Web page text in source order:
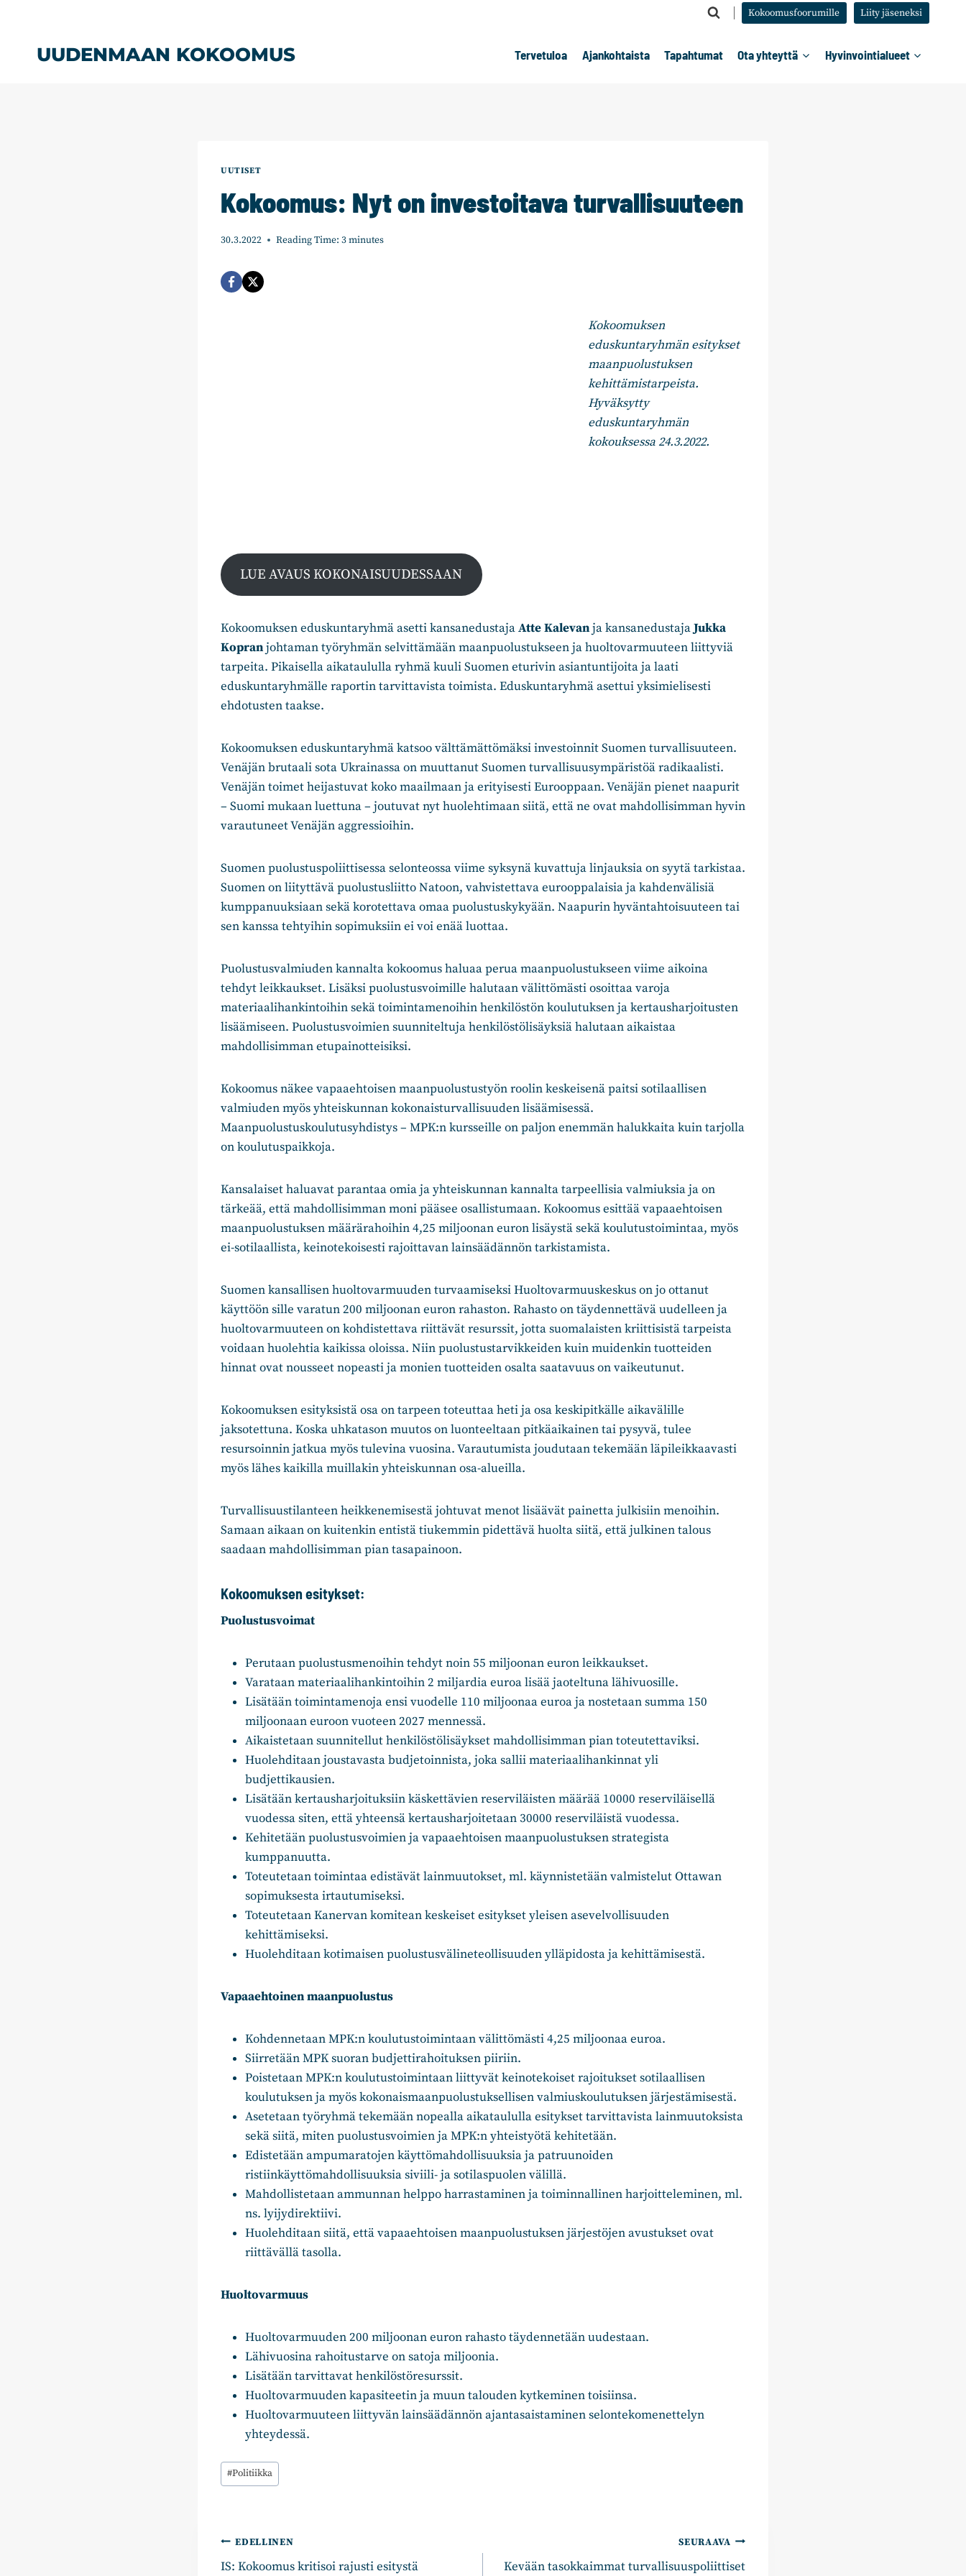
Kokoomusfoorumille Liity jäseneksi
UUDENMAAN KOKOOMUS Tervetuloa Ajankohtaista Tapahtumat Ota yhteyttä Hyvinvointialueet
UUTISET
Kokoomus: Nyt on investoitava turvallisuuteen
30.3.2022 Reading Time: 3minutes
Kokoomuksen
eduskuntaryhmän esitykset
maanpuolustuksen
kehittämistarpeista.
Hyväksytty
eduskuntaryhmän
kokouksessa 24.3.2022.
LUE AVAUS KOKONAISUUDESSAAN
Kokoomuksen eduskuntaryhmä asetti kansanedustajaAtte Kalevanja kansanedustajaJukka
Kopranjohtaman työryhmän selvittämään maanpuolustukseen ja huoltovarmuuteen liittyviä
tarpeita. Pikaisella aikataululla ryhmä kuuli Suomen eturivin asiantuntijoita ja laati
eduskuntaryhmälle raportin tarvittavista toimista. Eduskuntaryhmä asettui yksimielisesti
ehdotusten taakse.
Kokoomuksen eduskuntaryhmä katsoo välttämättömäksi investoinnit Suomen turvallisuuteen.
Venäjän brutaali sota Ukrainassa on muuttanut Suomen turvallisuusympäristöä radikaalisti.
Venäjän toimet heijastuvat koko maailmaan ja erityisesti Eurooppaan. Venäjän pienet naapurit
– Suomi mukaan luettuna – joutuvat nyt huolehtimaan siitä, että ne ovat mahdollisimman hyvin
varautuneet Venäjän aggressioihin.
Suomen puolustuspoliittisessa selonteossa viime syksynä kuvattuja linjauksia on syytä tarkistaa.
Suomen on liityttävä puolustusliitto Natoon, vahvistettava eurooppalaisia ja kahdenvälisiä
kumppanuuksiaan sekä korotettava omaa puolustuskykyään. Naapurin hyväntahtoisuuteen tai
sen kanssa tehtyihin sopimuksiin ei voi enää luottaa.
Puolustusvalmiuden kannalta kokoomus haluaa perua maanpuolustukseen viime aikoina
tehdyt leikkaukset. Lisäksi puolustusvoimille halutaan välittömästi osoittaa varoja
materiaalihankintoihin sekä toimintamenoihin henkilöstön koulutuksen ja kertausharjoitusten
lisäämiseen. Puolustusvoimien suunniteltuja henkilöstölisäyksiä halutaan aikaistaa
mahdollisimman etupainotteisiksi.
Kokoomus näkee vapaaehtoisen maanpuolustustyön roolin keskeisenä paitsi sotilaallisen
valmiuden myös yhteiskunnan kokonaisturvallisuuden lisäämisessä.
Maanpuolustuskoulutusyhdistys – MPK:n kursseille on paljon enemmän halukkaita kuin tarjolla
on koulutuspaikkoja.
Kansalaiset haluavat parantaa omia ja yhteiskunnan kannalta tarpeellisia valmiuksia ja on
tärkeää, että mahdollisimman moni pääsee osallistumaan. Kokoomus esittää vapaaehtoisen
maanpuolustuksen määrärahoihin 4,25 miljoonan euron lisäystä sekä koulutustoimintaa, myös
ei-sotilaallista, keinotekoisesti rajoittavan lainsäädännön tarkistamista.
Suomen kansallisen huoltovarmuuden turvaamiseksi Huoltovarmuuskeskus on jo ottanut
käyttöön sille varatun 200 miljoonan euron rahaston. Rahasto on täydennettävä uudelleen ja
huoltovarmuuteen on kohdistettava riittävät resurssit, jotta suomalaisten kriittisistä tarpeista
voidaan huolehtia kaikissa oloissa. Niin puolustustarvikkeiden kuin muidenkin tuotteiden
hinnat ovat nousseet nopeasti ja monien tuotteiden osalta saatavuus on vaikeutunut.
Kokoomuksen esityksistä osa on tarpeen toteuttaa heti ja osa keskipitkälle aikavälille
jaksotettuna. Koska uhkatason muutos on luonteeltaan pitkäaikainen tai pysyvä, tulee
resursoinnin jatkua myös tulevina vuosina. Varautumista joudutaan tekemään läpileikkaavasti
myös lähes kaikilla muillakin yhteiskunnan osa-alueilla.
Turvallisuustilanteen heikkenemisestä johtuvat menot lisäävät painetta julkisiin menoihin.
Samaan aikaan on kuitenkin entistä tiukemmin pidettävä huolta siitä, että julkinen talous
saadaan mahdollisimman pian tasapainoon.
Kokoomuksen esitykset:
Puolustusvoimat
Perutaan puolustusmenoihin tehdyt noin 55 miljoonan euron leikkaukset.
Varataan materiaalihankintoihin 2 miljardia euroa lisää jaoteltuna lähivuosille.
Lisätään toimintamenoja ensi vuodelle 110 miljoonaa euroa ja nostetaan summa 150
miljoonaan euroon vuoteen 2027 mennessä.
Aikaistetaan suunnitellut henkilöstölisäykset mahdollisimman pian toteutettaviksi.
Huolehditaan joustavasta budjetoinnista, joka sallii materiaalihankinnat yli
budjettikausien.
Lisätään kertausharjoituksiin käskettävien reserviläisten määrää 10000 reserviläisellä
vuodessa siten, että yhteensä kertausharjoitetaan 30000 reserviläistä vuodessa.
Kehitetään puolustusvoimien ja vapaaehtoisen maanpuolustuksen strategista
kumppanuutta.
Toteutetaan toimintaa edistävät lainmuutokset, ml. käynnistetään valmistelut Ottawan
sopimuksesta irtautumiseksi.
Toteutetaan Kanervan komitean keskeiset esitykset yleisen asevelvollisuuden
kehittämiseksi.
Huolehditaan kotimaisen puolustusvälineteollisuuden ylläpidosta ja kehittämisestä.
Vapaaehtoinen maanpuolustus
Kohdennetaan MPK:n koulutustoimintaan välittömästi 4,25 miljoonaa euroa.
Siirretään MPK suoran budjettirahoituksen piiriin.
Poistetaan MPK:n koulutustoimintaan liittyvät keinotekoiset rajoitukset sotilaallisen
koulutuksen ja myös kokonaismaanpuolustuksellisen valmiuskoulutuksen järjestämisestä.
Asetetaan työryhmä tekemään nopealla aikataululla esitykset tarvittavista lainmuutoksista
sekä siitä, miten puolustusvoimien ja MPK:n yhteistyötä kehitetään.
Edistetään ampumaratojen käyttömahdollisuuksia ja patruunoiden
ristiinkäyttömahdollisuuksia siviili- ja sotilaspuolen välillä.
Mahdollistetaan ammunnan helppo harrastaminen ja toiminnallinen harjoitteleminen, ml.
ns. lyijydirektiivi.
Huolehditaan siitä, että vapaaehtoisen maanpuolustuksen järjestöjen avustukset ovat
riittävällä tasolla.
Huoltovarmuus
Huoltovarmuuden 200 miljoonan euron rahasto täydennetään uudestaan.
Lähivuosina rahoitustarve on satoja miljoonia.
Lisätään tarvittavat henkilöstöresurssit.
Huoltovarmuuden kapasiteetin ja muun talouden kytkeminen toisiinsa.
Huoltovarmuuteen liittyvän lainsäädännön ajantasaistaminen selontekomenettelyn
yhteydessä.
Avainsanat:
#Politiikka
Artikkelien
EDELLINEN
IS: Kokoomus kritisoi rajusti esitystä
SEURAAVA
Kevään tasokkaimmat turvallisuuspoliittiset